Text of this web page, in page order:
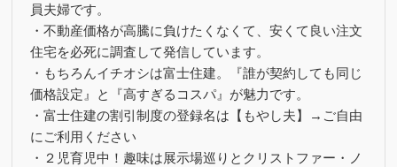
員夫婦です。
・不動産価格が高騰に負けたくなくて、安くて良い注文
住宅を必死に調査して発信しています。
・もちろんイチオシは富士住建。『誰が契約しても同じ
価格設定』と『高すぎるコスパ』が魅力です。
・富士住建の割引制度の登録名は【もやし夫】→ご自由
にご利用ください
・２児育児中！趣味は展示場巡りとクリストファー・ノ